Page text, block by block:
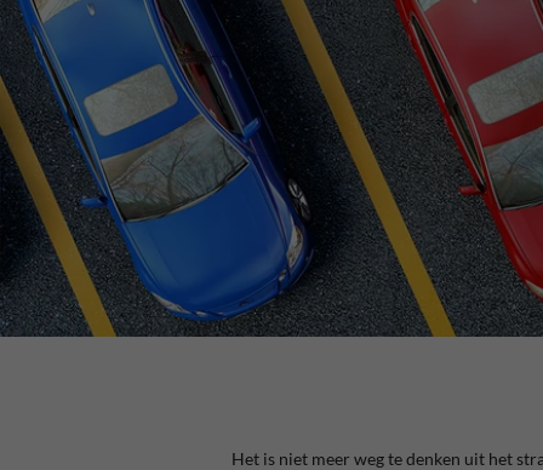
Het is niet meer weg te denken uit het